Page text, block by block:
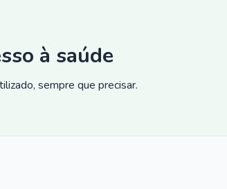
à saúde
sempre que precisar.